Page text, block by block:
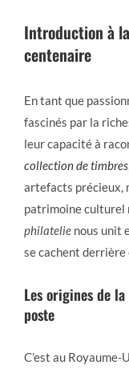
Introduction à
centenaire
En tant que
fascinés par la
leur capacité à
collection de timbres
artefacts précieux,
patrimoine culturel
philatelie nous unit
se cachent derrière
Les origines de
poste
C’est au Royaume-